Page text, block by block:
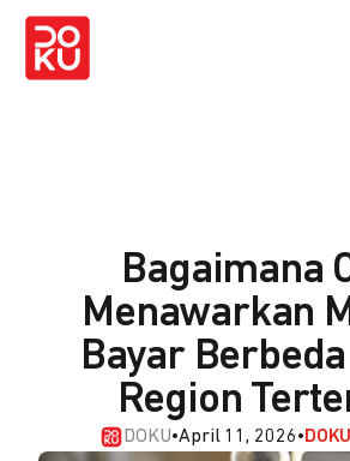
Bagaimana
Menawarkan
Bayar
Region
DOKU•April 11, 2026•